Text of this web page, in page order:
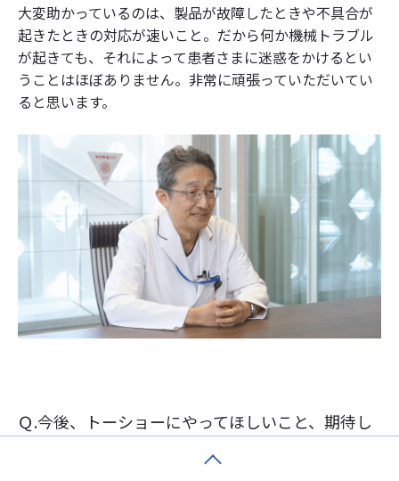
大変助かっているのは、製品が故障したときや不具合が
起きたときの対応が速いこと。だから何か機械トラブル
が起きても、それによって患者さまに迷惑をかけるとい
うことはほぼありません。非常に頑張っていただいてい
ると思います。
Ｑ.今後、トーショーにやってほしいこと、期待し
ていることがあれば教えてください。